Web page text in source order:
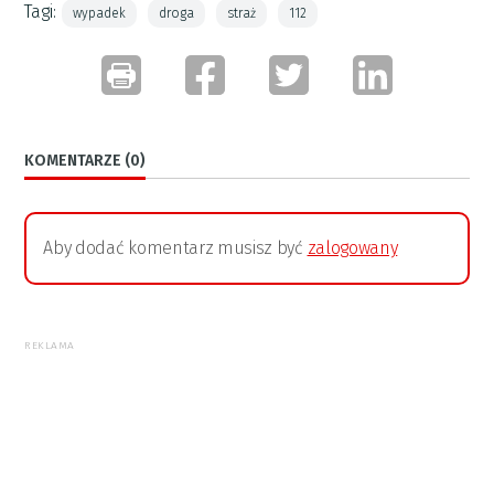
Tagi: wypadek droga straż 112
KOMENTARZE (0)
Aby dodać komentarz musisz być zalogowany
REKLAMA